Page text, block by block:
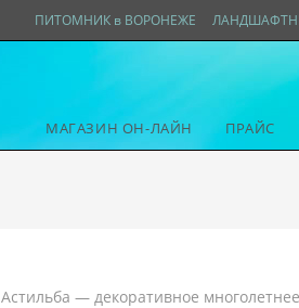
ПИТОМНИК в ВОРОНЕЖЕ
МАГАЗИН ОН-ЛАЙН ПРАЙС
Астильба — декоративное